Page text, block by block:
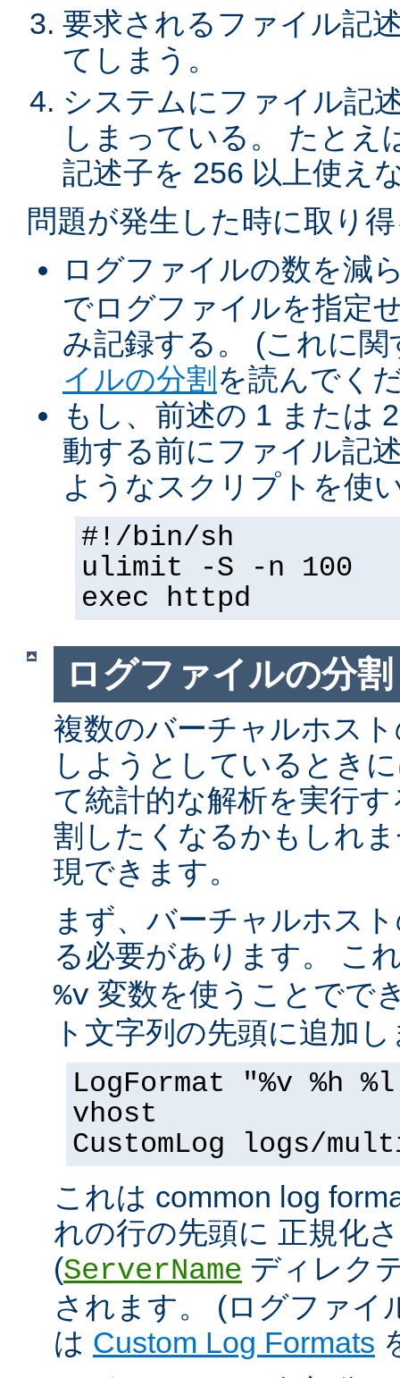
要求されるファイル記
てしまう。
システムにファイル記
しまっている。 たとえ
記述子を 256 以上使え
問題が発生した時に取り
ログファイルの数を減
でログファイルを指定
み記録する。 (これに
イルの分割 を読んでく
もし、前述の 1 または
動する前にファイル記
ようなスクリプトを使
#!/bin/sh
ulimit -S -n 100
exec httpd
ログファイルの分割
複数のバーチャルホス
しようとしているとき
て統計的な解析を実行
割したくなるかもしれ
現できます。
まず、バーチャルホス
る必要があります。 こ
%v 変数を使うことでで
ト文字列の先頭に追加
LogFormat "%v %h
vhost
CustomLog logs/
これは common log
れの行の先頭に 正規化
(ServerName ディレク
されます。 (ログファイ
は Custom Log Formats